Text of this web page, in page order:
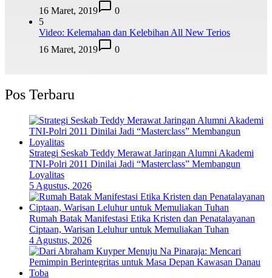
16 Maret, 2019
0
5
Video: Kelemahan dan Kelebihan All New Terios
16 Maret, 2019
0
Pos Terbaru
Strategi Seskab Teddy Merawat Jaringan Alumni Akademi
TNI-Polri 2011 Dinilai Jadi “Masterclass” Membangun
Loyalitas
5 Agustus, 2026
Rumah Batak Manifestasi Etika Kristen dan Penatalayanan
Ciptaan, Warisan Leluhur untuk Memuliakan Tuhan
4 Agustus, 2026